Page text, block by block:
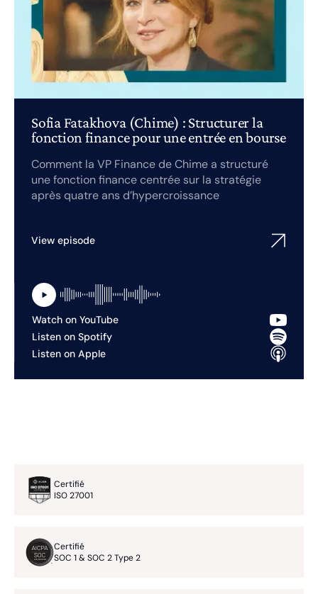
Sofia Fatakhova (Chime) : Structurer la
fonction finance pour une entrée en bourse
Comment la VP Finance de Chime a structuré
une fonction finance centrée sur la stratégie
après quatre ans d’hypercroissance
View episode
Watch on YouTube
Listen on Spotify
Listen on Apple
Certifié
ISO 27001
Certifié
SOC 1 & SOC 2 Type 2